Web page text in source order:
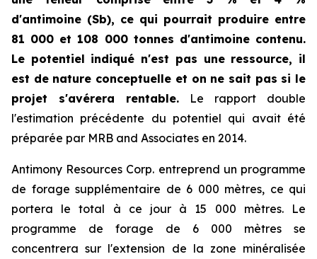
d'antimoine (Sb), ce qui pourrait produire entre
81 000 et 108 000 tonnes d'antimoine contenu.
Le potentiel indiqué n'est pas une ressource, il
est de nature conceptuelle et on ne sait pas si le
projet s'avérera rentable. Le rapport double
l'estimation précédente du potentiel qui avait été
préparée par MRB and Associates en 2014.
Antimony Resources Corp. entreprend un programme
de forage supplémentaire de 6 000 mètres, ce qui
portera le total à ce jour à 15 000 mètres. Le
programme de forage de 6 000 mètres se
concentrera sur l'extension de la zone minéralisée